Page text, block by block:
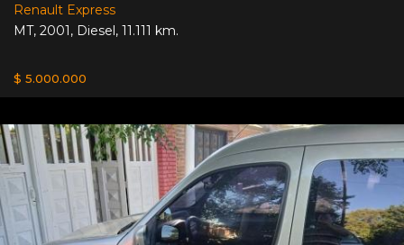
Renault Express
MT, 2001, Diesel, 11.111 km.
$ 5.000.000